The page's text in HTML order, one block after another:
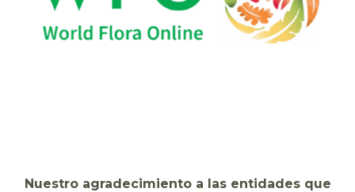
Nuestro agradecimiento a las entidades que